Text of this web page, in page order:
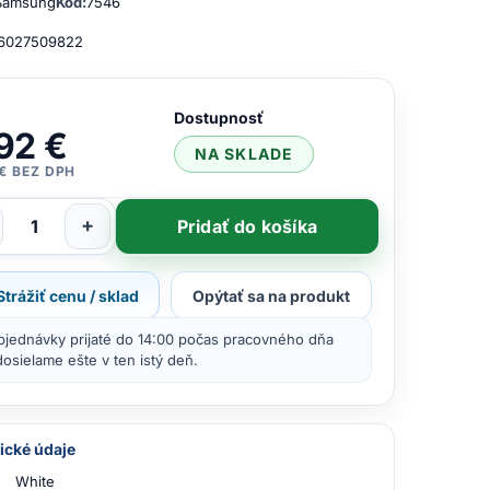
€
BEZ DPH
Dostupnosť
NA SKLADE
+ Pridať do košíka
cenu / sklad Opýtať sa na produkt
prijaté do 14:00 počas pracovného dňa
ešte v ten istý deň.
údaje
White